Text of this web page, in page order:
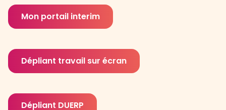
Mon portail interim
Dépliant travail sur écran
Dépliant DUERP